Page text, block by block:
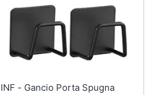
INF - Gancio Porta Spugna